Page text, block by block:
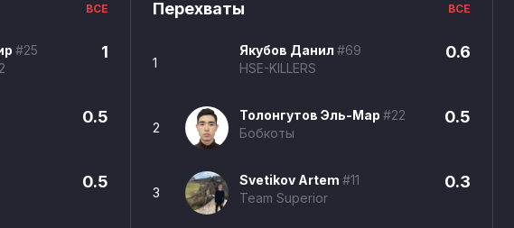
ВСЕ
#25
1
0.5
0.5
Перехваты ВСЕ
1
Якубов Данил#69
HSE-KILLERS
0.6
2
Толонгутов Эль-Мар#22
Бобкоты
0.5
3
Svetikov Artem#11
Team Superior
0.3